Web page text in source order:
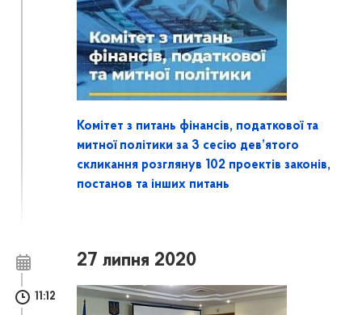
Комітет з питань фінансів, податкової та
митної політики за 3 сесію дев’ятого
скликання розглянув 102 проектів законів,
постанов та інших питань
27 липня 2020
11:12